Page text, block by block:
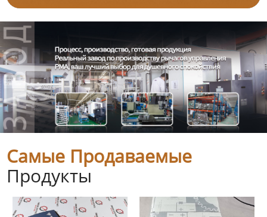
Самые Продаваемые
Продукты